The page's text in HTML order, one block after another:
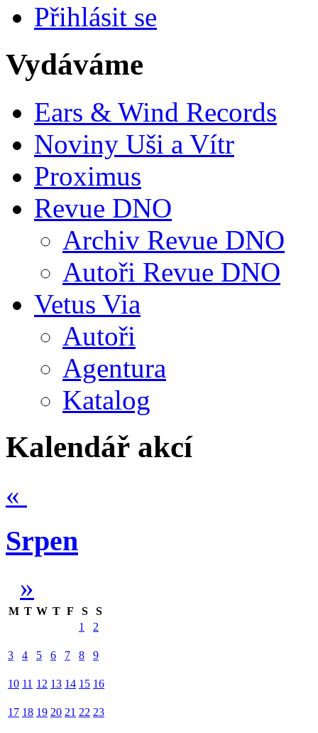
Přihlásit se
Vydáváme
Ears & Wind Records
Noviny Uši a Vítr
Proximus
Revue DNO
Archiv Revue DNO
Autoři Revue DNO
Vetus Via
Autoři
Agentura
Katalog
Kalendář akcí
«
Srpen
»
M T W T F S
S
1
2
3 4 5 6 7 8 9
10 11 12 13 14 15 16
17 18 19 20 21 22 23